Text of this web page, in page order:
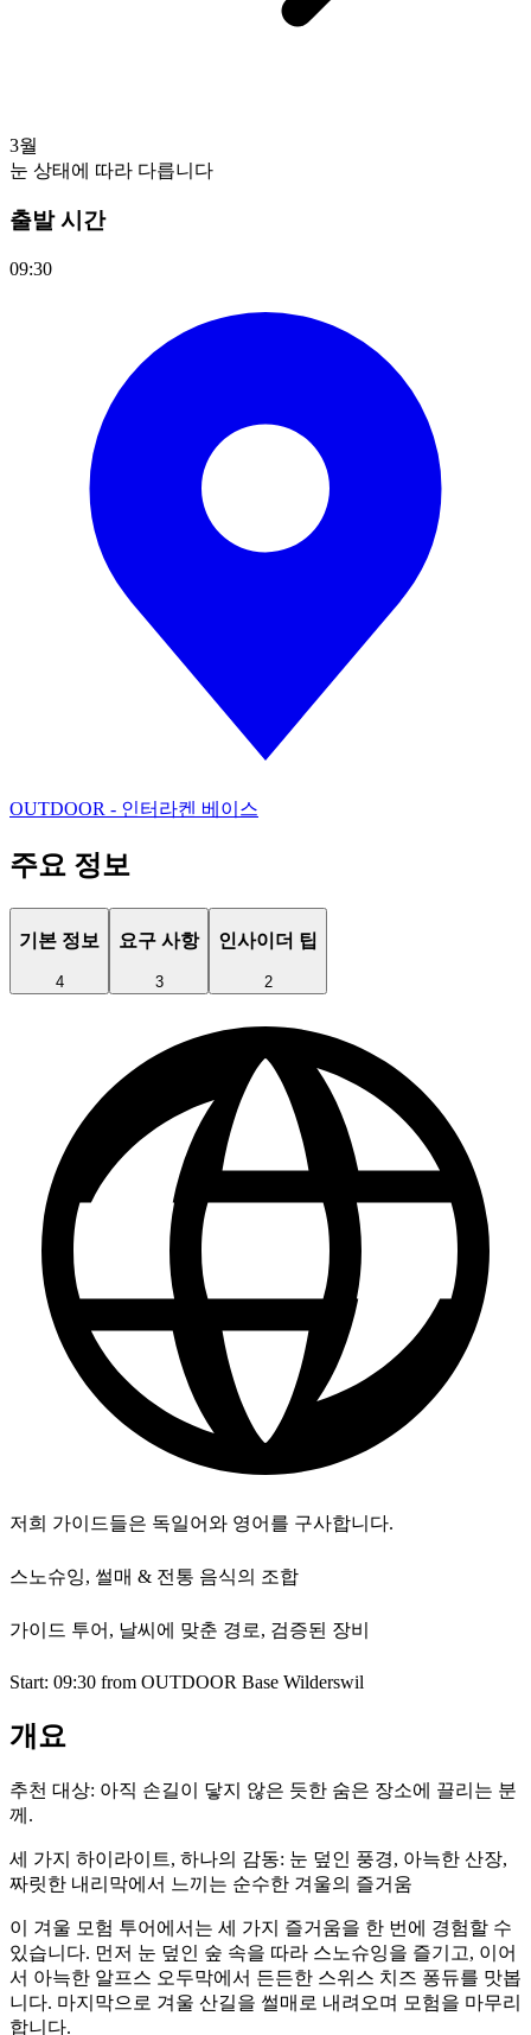
3월
눈 상태에 따라 다릅니다
출발 시간
09:30
OUTDOOR - 인터라켄 베이스
주요 정보
기본 정보
4
요구 사항
3
인사이더 팁
2
저희 가이드들은 독일어와 영어를 구사합니다.
스노슈잉, 썰매 & 전통 음식의 조합
가이드 투어, 날씨에 맞춘 경로, 검증된 장비
Start: 09:30 from OUTDOOR Base Wilderswil
개요
추천 대상: 아직 손길이 닿지 않은 듯한 숨은 장소에 끌리는 분
께.
세 가지 하이라이트, 하나의 감동: 눈 덮인 풍경, 아늑한 산장,
짜릿한 내리막에서 느끼는 순수한 겨울의 즐거움
이 겨울 모험 투어에서는 세 가지 즐거움을 한 번에 경험할 수
있습니다. 먼저 눈 덮인 숲 속을 따라 스노슈잉을 즐기고, 이어
서 아늑한 알프스 오두막에서 든든한 스위스 치즈 퐁듀를 맛봅
니다. 마지막으로 겨울 산길을 썰매로 내려오며 모험을 마무리
합니다.